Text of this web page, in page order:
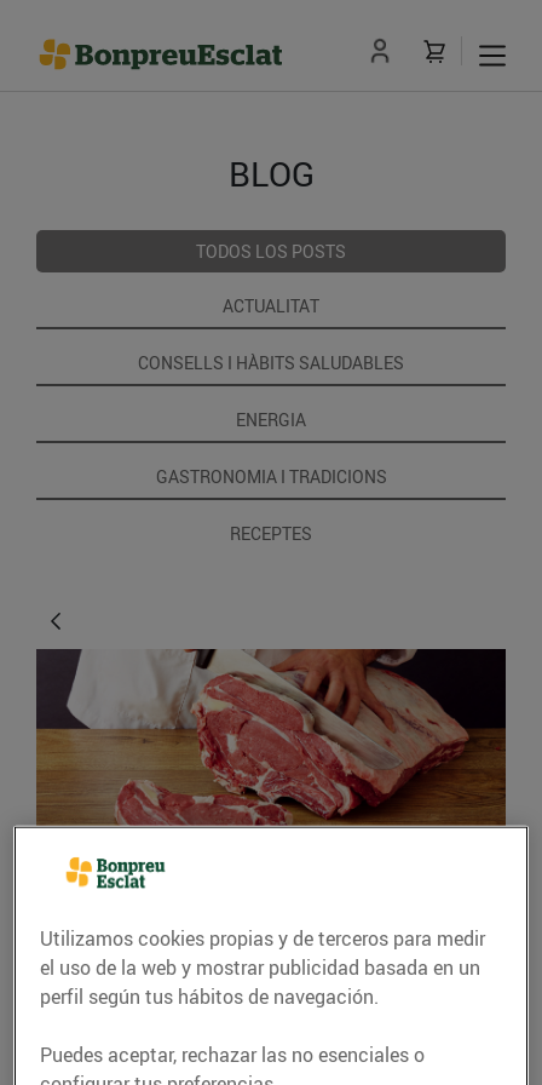
BLOG
TODOS LOS POSTS
ACTUALITAT
CONSELLS I HÀBITS SALUDABLES
ENERGIA
GASTRONOMIA I TRADICIONS
RECEPTES
CONSEJOS Y HÁBITOS SALUDABLES
10 trucs per triar la
carn, conservar-la i
03/enero/2024
Utilizamos cookies propias y de terceros para medir
el uso de la web y mostrar publicidad basada en un
perfil según tus hábitos de navegación.
Puedes aceptar, rechazar las no esenciales o